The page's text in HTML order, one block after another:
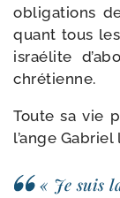
obli­ga­tions
quant tous
israé­lite
chrétienne.
Toute sa vie
l’ange
« Je suis